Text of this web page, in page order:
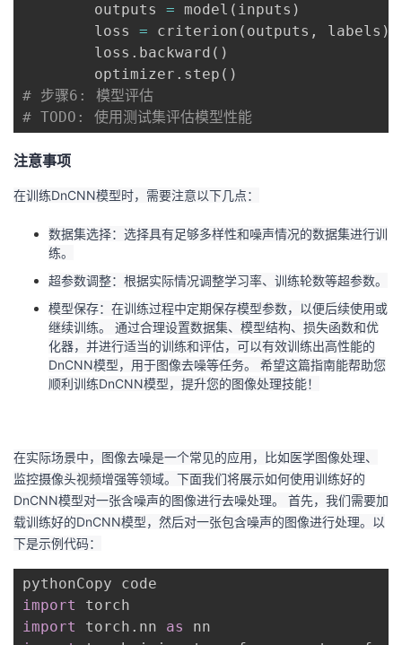
        outputs
= model ( inputs )
        loss
= criterion ( outputs , labels )
        loss
. backward ( )
        optimizer
. step ( )
# 步骤6: 模型评估
# TODO: 使用测试集评估模型性能
注意事项
在训练DnCNN模型时，需要注意以下几点：
数据集选择：选择具有足够多样性和噪声情况的数据集进行训
练。
超参数调整：根据实际情况调整学习率、训练轮数等超参数。
模型保存：在训练过程中定期保存模型参数，以便后续使用或
继续训练。 通过合理设置数据集、模型结构、损失函数和优
化器，并进行适当的训练和评估，可以有效训练出高性能的
DnCNN模型，用于图像去噪等任务。 希望这篇指南能帮助您
顺利训练DnCNN模型，提升您的图像处理技能！
在实际场景中，图像去噪是一个常见的应用，比如医学图像处理、
监控摄像头视频增强等领域。下面我们将展示如何使用训练好的
DnCNN模型对一张含噪声的图像进行去噪处理。 首先，我们需要加
载训练好的DnCNN模型，然后对一张包含噪声的图像进行处理。以
下是示例代码：
import
import
torch . nn as